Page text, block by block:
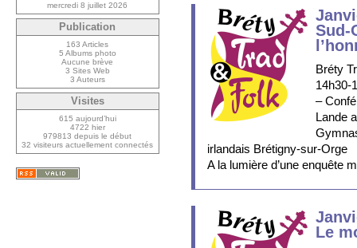
Sud-
Bréty
14h30-
–
Lande
irlandais Brétigny-sur-Orge
A la lumière d’une enquête
Le
mercredi 8 juillet 2026
Publication
163 Articles
5 Albums photo
Aucune brève
3 Sites Web
3 Auteurs
Visites
615 aujourd’hui
4722 hier
979813 depuis le début
32 visiteurs actuellement connectés